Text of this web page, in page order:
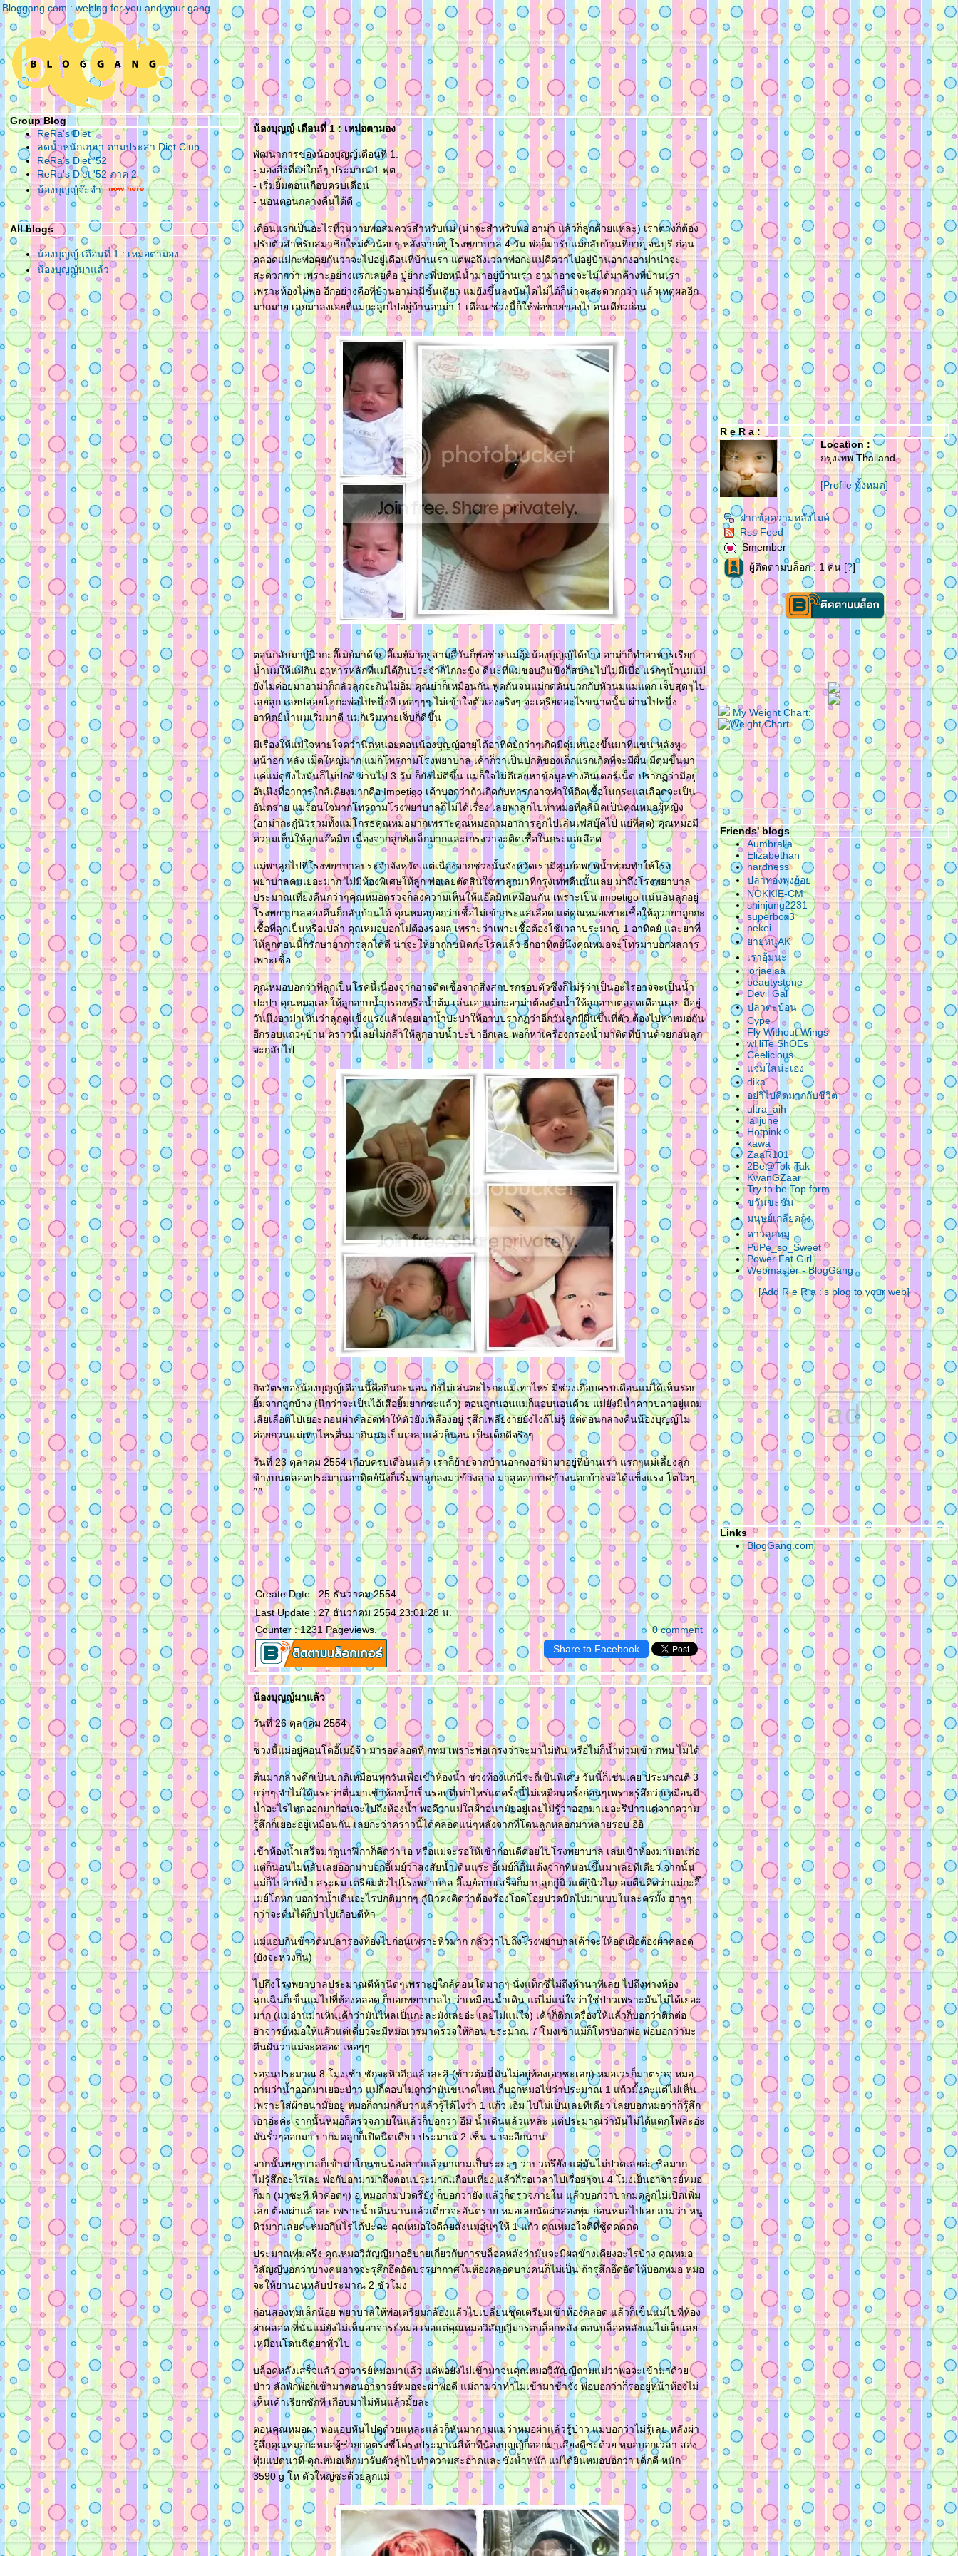
Bloggang.com : weblog for you and your gang
Group Blog
ReRa's Diet
ลดน้ำหนักเฮฮา ตามประสา Diet Club
ReRa's Diet '52
ReRa's Diet '52 ภาค 2
น้องบุญญ์จ๊ะจ๋า
All blogs
น้องบุญญ์ เดือนที่ 1 : เหม่อตามอง
น้องบุญญ์มาแล้ว
น้องบุญญ์ เดือนที่ 1 : เหม่อตามอง
พัฒนาการของน้องบุญญ์เดือนที่ 1:
- มองสิ่งที่อย่ใกล้ๆ ประมาณ 1 ฟุต
- เริ่มยิ้มตอนเกือบครบเดือน
- นอนตอนกลางคืนได้ดี
เดือนแรกเป็นอะไรที่วุ่นวายพอสมควรสำหรับแม่ (น่าจะสำหรับพ่อ อาม่า แล้วก็ลูกด้วยแหละ) เราต่างก็ต้อง
ปรับตัวสำหรับสมาชิกใหม่ตัวน้อยๆ หลังจากอยู่โรงพยาบาล 4 วัน พ่อก็มารับแม่กลับบ้านที่กาญจนบุรี ก่อน
คลอดแม่กะพ่อคุยกันว่าจะไปอยู่เดือนที่บ้านเรา แต่พอถึงเวลาพ่อกะแม่คิดว่าไปอยู่บ้านอากงอาม่าน่าจะ
สะดวกกว่า เพราะอย่างแรกเลยคือ ปู่ย่ากะพี่ปอหนีน้ำมาอยู่บ้านเรา อาม่าอาจจะไม่ได้มาค้างที่บ้านเรา
เพราะห้องไม่พอ อีกอย่างคือที่บ้านอาม่ามีชั้นเดียว แม่ยังขึ้นลงบันไดไม่ได้ก็น่าจะสะดวกกว่า แล้วเหตุผลอีก
มากมาย เลยมาลงเอยที่แม่กะลูกไปอยู่บ้านอาม่า 1 เดือน ช่วงนี้ก็ให้พ่อขายของไปคนเดียวก่อน
ตอนกลับมากู๋นิวกะอี๊เมย์มาด้วย อี๊เมย์มาอยู่สามสี่วันก็พอช่วยแม่อุ้มน้องบุญญ์ได้บ้าง อาม่าก็ทำอาหารเรียก
น้ำนมให้แม่กิน อาหารหลักที่แม่ได้กินประจำก็ไก่กะขิง ดีนะที่แม่ชอบกินขิงก็สบายไปไม่มีเบื่อ แรกๆน้ำนมแม่
ังไม่ค่อยมาอาม่าก็กลัวลูกจะกินไม่อิ่ม คุณย่าก็เหมือนกัน พูดกันจนแม่กดดันบวกกับหัวนมแม่แตก เจ็บสุดๆไป
เลยลูก เลยปล่อยโฮกะพ่อไปหนึ่งที เหอๆๆๆ ไม่เข้าใจตัวเองจริงๆ จะเครียดอะไรขนาดนั้น ผ่านไปหนึ่ง
อาทิตย์น้ำนมเริ่มมาดี นมก็เริ่มหายเจ็บก็ดีขึ้น
มีเรื่องให้แม่ใจหายใจคว่ำนิดหน่อยตอนน้องบุญญ์อายุได้อาทิดย์กว่าๆเกิดมีตุ่มหนองขึ้นมาที่แขน หลังหู
หน้าอก หลัง เม็ดใหญ่มาก แม่ก็โทรถามโรงพยาบาล เค้าก็ว่าเป็นปกติของเด็กแรกเกิดที่จะมีผื่น มีตุ่มขึ้นมา
ค่แม่ดูยังไงมันก็ไม่ปกติ ผ่านไป 3 วัน ก็ยังไม่ดีขึ้น แม่ก็ใจไม่ดีเลยหาข้อมูลทางอินเตอร์เน็ต ปรากฏว่ามีอยู่
อันนึงที่อาการใกล้เคียงมากคือ Impetigo เค้าบอกว่าถ้าเกิดกับทารกอาจทำให้ติดเชื้อในกระแสเลือดจะเป็น
อันตราย แม่ร้อนใจมากโทรถามโรงพยาบาลก็ไม่ได้เรื่อง เลยพาลูกไปหาหมอที่คลีนิคเป็นคุณหมอผู้หญิง
(อาม่ากะกู๋นิวรวมทั้งแม่โกรธคุณหมอมากเพราะคุณหมอถามอาการลูกไปเล่นเฟสบุ๊คไป แย่ที่สุด) คุณหมอมี
ความเห็นให้ลูกแอ๊ดมิท เนื่องจากลูกยังเล็กมากและเกรงว่าจะติดเชื้อในกระแสเลือด
ม่พาลูกไปที่โรงพยาบาลประจำจังหวัด แต่เนื่องจากช่วงนั้นจังหวัดเรามีศูนย์อพยพน้ำท่วมทำให้โรง
พยาบาลคนเยอะมาก ไม่มีห้องพิเศษให้ลูก พ่อเลยตัดสินใจพาลูกมาที่กรุงเทพคืนนั้นเลย มาถึงโรงพยาบาล
ประมาณเที่ยงคืนกว่าๆคุณหมอตรวจก็ลงความเห็นให้แอ๊ดมิทเหมือนกัน เพราะเป็น impetigo แน่นอนลูกอยู่
รงพยาบาลสองคืนก็กลับบ้านได้ คุณหมอบอกว่าเชื้อไม่เข้ากระแสเลือด แต่คุณหมอเพาะเชื้อให้ดูว่ายาถูกกะ
เชื้อที่ลูกเป็นหรือเปล่า คุณหมอบอกไม่ต้องรอผล เพราะว่าเพาะเชื้อต้องใช้เวลาประมาญ 1 อาทิตย์ และยาที่
ห้ลูกตอนนี้ก็รักษาอาการลูกได้ดี น่าจะให้ยาถูกชนิดกะโรคแล้ว อีกอาทิตย์นึงคุณหมอจะโทรมาบอกผลการ
เพาะเชื้อ
คุณหมอบอกว่าที่ลูกเป็นโรคนี้เนื่องจากอาจติดเชื้อจากสิ่งสกปรกรอบตัวซึ่งก็ไม่รู้ว่าเป็นอะไรอาจจะเป็นน้ำ
ปะปา คุณหมอเลยให้ลูกอาบน้ำกรองหรือน้ำต้ม เล่นเอาแม่กะอาม่าต้องต้มน้ำให้ลูกอาบตลอดเดือนเลย มีอยู่
วันนึงอาม่าเห็นว่าลูกดูแข็งแรงแล้วเลยเอาน้ำปะปาให้อาบปรากฏว่าอีกวันลูกมีผื่นขึ้นที่ตัว ต้องไปหาหมอกัน
อีกรอบแถวๆบ้าน คราวนี้เลยไม่กล้าให้ลูกอาบน้ำปะปาอีกเลย พ่อก็หาเครื่องกรองน้ำมาติดที่บ้านด้วยก่อนลูก
จะกลับไป
กิจวัตรของน้องบุญญ์เดือนนี้คือกินกะนอน ยังไม่เล่นอะไรกะแม่เท่าไหร่ มีช่วงเกือบครบเดือนแม่ได้เห็นรอ
ิ้มจากลูกบ้าง (นึกว่าจะเป็นไอ้เสือยิ้มยากซะแล้ว) ตอนลูกนอนแม่ก็แอบนอนด้วย แม่ยังมีน้ำคาวปลาอยู่แถม
เสียเลือดไปเยอะตอนผ่าคลอดทำให้ตัวยังเหลืองอยู่ รุสึกเพลียง่ายยังไงก้ไม่รู้ แต่ตอนกลางคืนน้องบุญญ์ไม่
ค่อยกวนแม่เท่าไหร่ตื่นมากินนมเป็นเวลาแล้วก็นอน เป็นเด็กดีจริงๆ
วันที่ 23 ตุลาคม 2554 เกือบครบเดือนแล้ว เราก็ย้ายจากบ้านอากงอาม่ามาอยู่ที่บ้านเรา แรกๆแม่เลี้ยงลูก
ข้างบนตลอดประมาณอาทิตย์นึงก็เริ่มพาลูกลงมาข้างล่าง มาสูดอากาศข้างนอกบ้างจะได้แข็งแรง โตไวๆ
^^
Create Date : 25 ธันวาคม 2554
Last Update : 27 ธันวาคม 2554 23:01:28 น.
Counter : 1231 Pageviews.
0 comment
Share to Facebook
น้องบุญญ์มาแล้ว
วันที่ 26 ตุลาคม 2554
ช่วงนี้แม่อยู่คอนโดอี๊เมย์จ้า มารอคลอดที่ กทม เพราะพ่อเกรงว่าจะมาไม่ทัน หรือไม่ก็น้ำท่วมเข้า กทม ไมได้
ตื่นมากลางดึกเป็นปกติเหมือนทุกวันเพื่อเข้าห้องน้ำ ช่วงท้องแก่นี่จะถี่เป้นพิเศษ วันนี้ก็เช่นเคย ประมาณตี 3
กว่าๆ จำไม่ได้แระว่าตื่นมาเข้าห้องน้ำเป็นรอบที่เท่าไหร่แต่ครั้งนี้ไม่เหมือนครั้งก่อนๆเพราะรู้สึกว่าเหมือนมี
น้ำอะไรไหลออกมาก่อนจะไปถึงห้องน้ำ พอดีว่าแม่ใส่ผ้าอนามัยอยู่เลยไม่รู้ว่าออกมาเยอะรึป่าวแต่จากความ
รู้สึกก็เยอะอยู่เหมือนกัน เลยกะว่าคราวนี้ได้คลอดแน่ๆหลังจากที่โดนลูกหลอกมาหลายรอบ อิอิ
เข้าห้องน้ำเสร็จมาดูนาฬิกาก็คิดว่า เอ หรือแม่จะรอให้เช้าก่อนดีค่อยไปโรงพยาบาล เลยเข้าห้องมานอนต่อ
ต่ก็นอนไม่หลับเลยออกมาบอกอี๊เมย์ว่าสงสัยน้ำเดินแระ อี๊เมย์ก็ตื่นเด้งจากที่นอนขึ้นมาเลยทีเดียว จากนั้น
ม่ก็ไปอาบน้ำ สระผม เตรียมตัวไปโรงพยาบาล อี๊เมย์อาบเสร็จก็มาปลุกกู๋นิวแต่กู๋นิวไมยอมตื่นคิดว่าแม่กะอี๊
เมย์โกหก บอกว่าน้ำเดินอะไรปกติมากๆ กู๋นิวคงคิดว่าต้องร้องโอดโอยปวดบิดไปมาแบบในละครมั้ง ฮ่าๆๆ
กว่าจะตื่นได้ก็ปาไปเกือบตีห้า
ม่แอบกินข้าวต้มปลารองท้องไปก่อนเพราะหิวมาก กลัวว่าไปถึงโรงพยาบาลเค้าจะให้อดเผื่อต้องผ่าคลอด
(ยังจะห่วงกิน)
ไปถึงโรงพยาบาลประมาณตีห้านิดๆเพราะยู่ใกล้คอนโดมากๆ นั่งแท็กซี่ไม่ถึงห้านาทีเลย ไปถึงทางห้อง
ฉุกเฉินก็เข็นแม่ไปที่ห้องคลอด ก็บอกพยาบาลไปว่าเหมือนน้ำเดิน แต่ไม่แน่ใจว่าใช่ป่าวเพราะมันไม่ได้เยอะ
มาก (แม่อ่านมาเห็นเค้าว่ามันไหลเป็นกะละมังเลยอ่ะ เลยไม่แน่ใจ) เค้าก็ติดเครื่องให้แล้วก็บอกว่าติดต่อ
อาจารย์หมอให้แล้วแต่เดี๋ยวจะมีหมอเวรมาตรวจให้ก่อน ประมาณ 7 โมงเช้าแม่ก็โทรบอกพ่อ พ่อบอกว่ามะ
คืนฝันว่าแม่จะคลอด เหอๆๆ
รอจนประมาณ 8 โมงเช้า ชักจะหิวอีกแล้วล่ะสิ (ข้าวต้มนี่มันไม่อยู่ท้องเอาซะเลย) หมอเวรก็มาตรวจ หมอ
ถามว่าน้ำออกมาเยอะป่าว แม่ก็ตอบไม่ถูกว่ามันขนาดไหน ก็บอกหมอไปว่าประมาณ 1 แก้วมั้งคะแต่ไม่เห็น
เพราะใส่ผ้าอนามัยอยู่ หมอก็ถามกลับว่าแล้วรู้ได้ไงว่า 1 แก้ว เอิ่ม ไปไม่เป็นเลยทีเดียว เลยบอกหมอว่าก็รู้สึก
เอาอ่ะค่ะ จากนั้นหมอก็ตรวจภายในแล้วก็บอกว่า อืม น้ำเดินแล้วแหละ แต่ประมาณว่ามันไม่ได้แตกโพละอ่ะ
มันรั่วๆออกมา ปากมดลูกก็เปิดนิดเดียว ประมาณ 2 เซ็น น่าจะอีกนาน
จากนั้นพยาบาลก็เข้ามาโกนขนน้องสาวแล้วมาถามเป็นระยะๆ ว่าปวดรึยัง แต่มันไม่ปวดเลยอ่ะ ชิลมาก
ไม่รู้สึกอะไรเลย พ่อกับอาม่ามาถึงตอนประมาณเกือบเที่ยง แล้วก็รอเวลาไปเรื่อยๆจน 4 โมงเย็นอาจารย์หมอ
ก็มา (มาซะที หิวค่อดๆ) อ.หมอถามปวดรึยัง ก็บอกว่ายัง แล้วก็ตรวจภายใน แล้วบอกว่าปากมดลูกไม่เปิดเพิ่ม
เลย ต้องผ่าแล้วล่ะ เพราะน้ำเดินนานแล้วเดี๋ยวจะอันตราย หมอเลยนัดผ่าสองทุ่ม ก่อนหมอไปเลยถามว่า หนู
หิวมากเลยค่ะหมอกินไรได้ป่ะคะ คุณหมอใจดีลยสั่งนมอุ่นๆให้ 1 แก้ว คุณหมอใจดีที่ซู้ดดดดด
ประมาณทุ่มครึ่ง คุณหมอวิสัญญีมาอธิบายเกี่ยวกับการบล็อคหลังว่ามันจะมีผลขัางเคียงอะไรบ้าง คุณหมอ
วิสัญญีบอกว่าบางคนอาจจะรุสึกอึดอัดบรรยากาศในห้องคลอดบางคนก็ไม่เป็น ถ้ารุสึกอึดอัดให้บอกหมอ หมอ
จะให้ยานอนหลับประมาณ 2 ชั่วโมง
ก่อนสองทุ่มเล็กน้อย พยาบาลให้พ่อเตรียมกล้องแล้วไปเปลี่ยนชุดเตรียมเข้าห้องคลอด แล้วก็เข็นแม่ไปที่ห้อง
ผ่าคลอด ที่นั่นแม่ยังไม่เห็นอาจารย์หมอ เจอแต่คุณหมอวิสัญญีมารอบล็อกหลัง ตอนบล็อคหลังแม่ไม่เจ็บเล
เหมือนโดนฉีดยาทั่วไป
บล็อคหลังเสร็จแล้ว อาจารย์หมอมาแล้ว แต่พ่อยังไม่เข้ามาจนคุณหมอวิสัญญีถามแม่ว่าพ่อจะเข้ามาด้ว
ป่าว สักพักพ่อก็เข้ามาตอนอาจารย์หมอจะผ่าพอดี แม่ถามว่าทำไมเข้ามาช้าจัง พ่อบอกว่าก็รออยู่หน้าห้องไม่
เห็นเค้าเรียกซักที เกือบมาไม่ทันแล้วมั้ยละ
ตอนคุณหมอผ่า พ่อแอบหันไปดูด้วยแหละแล้วก็หันมาถามแม่ว่าหมอผ่าแล้วรู้ป่าว แม่บอกว่าไม่รู้เลย หลังผ่า
รู้สึกคุณหมอกะหมอผู้ช่วยกดตรงซี่โครงประมาณสี่ห้าทีน้องบุญญ์ก็ออกมาเสียงดีซะด้วย หมอบอกเวลา สอง
ทุ่มแปดนาที คุณหมอเด็กมารับตัวลูกไปทำความสะอาดและชั่งน้ำหนัก แม่ได้ยินหมอบอกว่า เด็กดี หนัก
3590 g โห ตัวใหญ่ซะด้วยลูกแม่
R e R a :
Location :
กรุงเทพ Thailand
[Profile ทั้งหมด]
ฝากข้อความหลังไมค์
Rss Feed
Smember
ผู้ติดตามบล็อก : 1 คน [?]
My Weight Chart:
Friends' blogs
Aumbralla
Elizabethan
hardness
ปลาทองพุงย้อ
NOKKIE-CM
shinjung2231
superbox3
pekei
ายหนูAK
เราอุ้มนะ
jorjaejaa
beautystone
Devil Gal
ปลาตะป๋อน
Cype
Fly Without Wings
wHiTe ShOEs
Ceelicious
จ่มใสน่ะเอง
dika
อย่าิไปคิดมากกับชีวิต
ultra_aih
lalijune
Hotpink
kawa
ZaaR101
2Be@Tok-Tak
KwanGZaar
Try to be Top form
ขวันขะขัน
มนุษย์เกลียดกุ้ง
ดาวลูกหมู
PuPe_so_Sweet
Power Fat Girl
Webmaster - BlogGang
[Add R e R a :'s blog to your web]
ad
Links
BlogGang.com